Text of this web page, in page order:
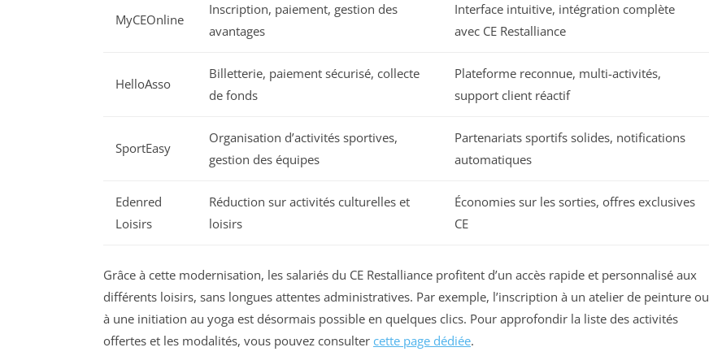
MyCEOnline
Inscription, paiement, gestion des
avantages
Interface intuitive, intégration complète
avec CE Restalliance
HelloAsso
Billetterie, paiement sécurisé, collecte
de fonds
Plateforme reconnue, multi-activités,
support client réactif
SportEasy
Organisation d’activités sportives,
gestion des équipes
Partenariats sportifs solides, notifications
automatiques
Edenred
Loisirs
Réduction sur activités culturelles et
loisirs
Économies sur les sorties, offres exclusives
CE
Grâce à cette modernisation, les salariés du CE Restalliance profitent d’un accès rapide et personnalisé aux
différents loisirs, sans longues attentes administratives. Par exemple, l’inscription à un atelier de peinture ou
à une initiation au yoga est désormais possible en quelques clics. Pour approfondir la liste des activités
offertes et les modalités, vous pouvez consulter cette page dédiée.